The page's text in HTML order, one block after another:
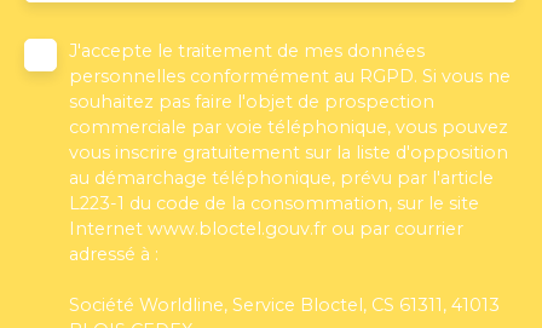
J'accepte le traitement de mes données
personnelles conformément au RGPD. Si vous ne
souhaitez pas faire l'objet de prospection
commerciale par voie téléphonique, vous pouvez
vous inscrire gratuitement sur la liste d'opposition
au démarchage téléphonique, prévu par l'article
L223-1 du code de la consommation, sur le site
Internet www.bloctel.gouv.fr ou par courrier
adressé à :
Société Worldline, Service Bloctel, CS 61311, 41013